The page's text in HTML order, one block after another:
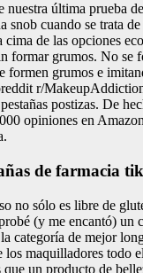
última prueba
snob cuando se trata
cima de las opciones
formar grumos. No se
formen grumos e
r/
postizas. De
opiniones en
de farmacia
no sólo es libre de
(y me encantó)
categoría de mejor
los maquilladores todo
un producto de